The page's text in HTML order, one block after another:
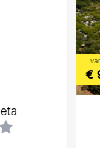
vanaf
€ 99